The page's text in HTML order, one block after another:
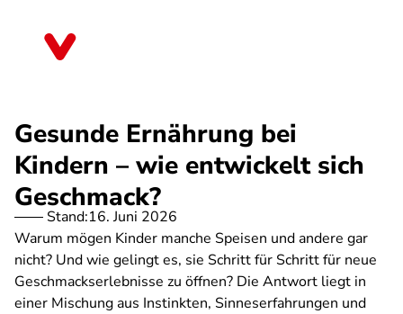
Gesunde Ernährung bei
Kindern – wie entwickelt sich
Geschmack?
Stand:16. Juni 2026
Warum mögen Kinder manche Speisen und andere gar
nicht? Und wie gelingt es, sie Schritt für Schritt für neue
Geschmackserlebnisse zu öffnen? Die Antwort liegt in
einer Mischung aus Instinkten, Sinneserfahrungen und